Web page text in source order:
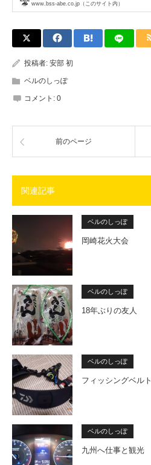
www.bss-abe.co.jp（このサイト内）
投稿者: 安部 初
ベルのしっぽ
コメント: 0
前のページ
関連記事
ベルのしっぽ
岡崎花火大会
ベルのしっぽ
18年ぶりの友人
ベルのしっぽ
フィッシングベルト
ベルのしっぽ
九州へ仕事と観光